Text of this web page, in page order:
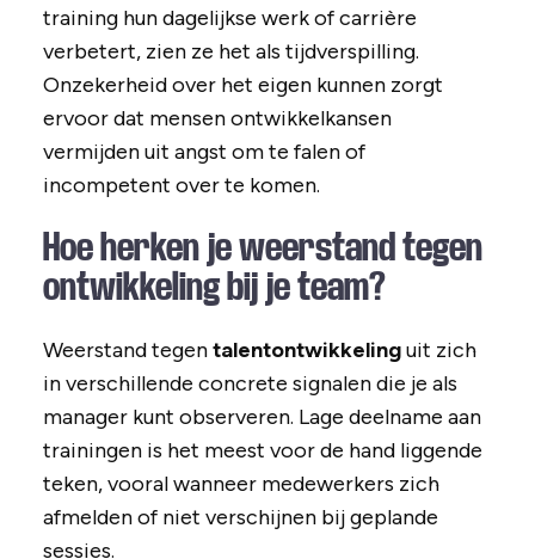
training hun dagelijkse werk of carrière
verbetert, zien ze het als tijdverspilling.
Onzekerheid over het eigen kunnen zorgt
ervoor dat mensen ontwikkelkansen
vermijden uit angst om te falen of
incompetent over te komen.
Hoe herken je weerstand tegen
ontwikkeling bij je team?
Weerstand tegentalentontwikkelinguit zich
in verschillende concrete signalen die je als
manager kunt observeren. Lage deelname aan
trainingen is het meest voor de hand liggende
teken, vooral wanneer medewerkers zich
afmelden of niet verschijnen bij geplande
sessies.